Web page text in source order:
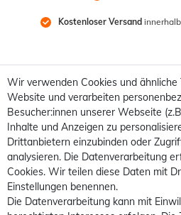
Kostenloser Versand
Wir verwenden Cookies und
Website und verarbeiten
Besucher:innen unserer Webseite
Inhalte und Anzeigen zu
Drittanbietern einzubinden oder
analysieren. Die Datenverarbeitung
Cookies. Wir teilen diese Daten mit
Einstellungen benennen.
Die Datenverarbeitung kann mit